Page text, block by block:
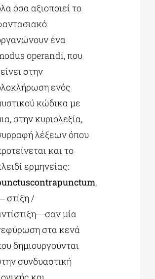
όσα αξιοποιεί το
ένα
operandi, που
στην
ενός
κώδικα με
στην κυριολεξία,
λέξεων όπου
και το
ερμηνείας:
nctum,
στίξη /
μία
στα κενά
δημιουργούνται
συνδυαστική